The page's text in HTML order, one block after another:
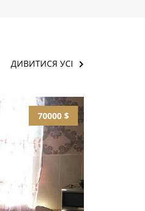
ДИВИТИСЯ УСІ
70000 $